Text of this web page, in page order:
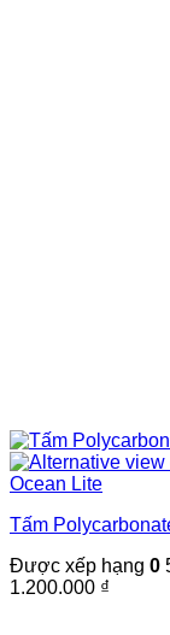
Tấm
Được xếp hạng 0
1.200.000 ₫